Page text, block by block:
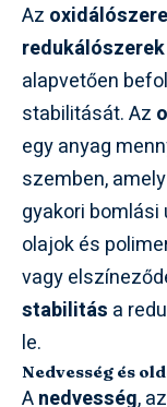
Az
redukálószerek
alapvetően
stabilitását. Az
egy anyag
szemben,
gyakori bomlási
olajok és
vagy
stabilitás a
le.
Nedvesség és
Anedvesség,